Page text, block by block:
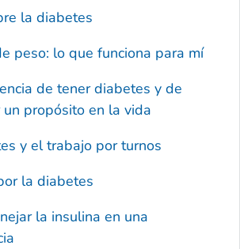
la diabetes
peso: lo que funciona para mí
de tener diabetes y de
un propósito en la vida
y el trabajo por turnos
la diabetes
la insulina en una